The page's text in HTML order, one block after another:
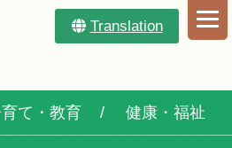
Translation
て・教育 健康・福祉